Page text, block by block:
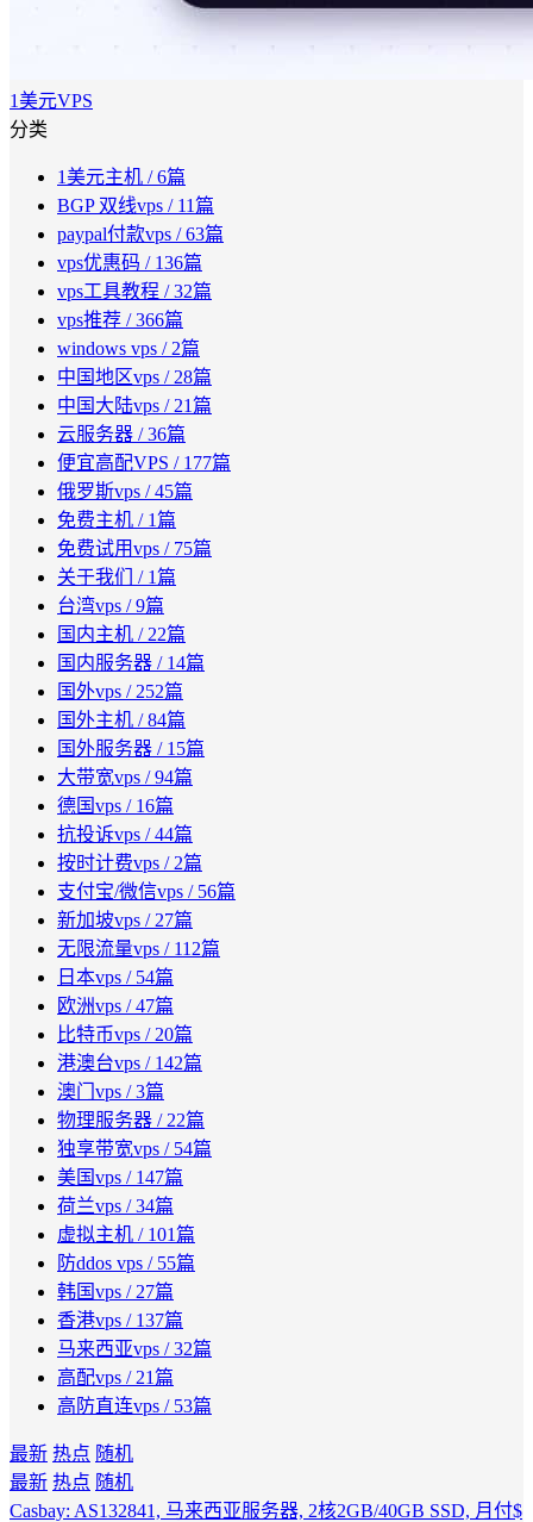
1美元VPS
分类
1美元主机 / 6篇
BGP 双线vps / 11篇
paypal付款vps / 63篇
vps优惠码 / 136篇
vps工具教程 / 32篇
vps推荐 / 366篇
windows vps / 2篇
中国地区vps / 28篇
中国大陆vps / 21篇
云服务器 / 36篇
便宜高配VPS / 177篇
俄罗斯vps / 45篇
免费主机 / 1篇
免费试用vps / 75篇
关于我们
/ 1篇
台湾vps / 9篇
国内主机 / 22篇
国内服务器 / 14篇
国外vps / 252篇
国外主机 / 84篇
国外服务器 / 15篇
大带宽vps / 94篇
德国vps / 16篇
抗投诉vps / 44篇
按时计费vps / 2篇
支付宝/微信vps / 56篇
新加坡vps / 27篇
无限流量vps / 112篇
日本vps / 54篇
欧洲vps / 47篇
比特币vps / 20篇
港澳台vps / 142篇
澳门vps / 3篇
物理服务器 / 22篇
独享带宽vps / 54篇
美国vps / 147篇
荷兰vps / 34篇
虚拟主机 / 101篇
防ddos vps / 55篇
韩国vps / 27篇
香港vps / 137篇
马来西亚vps / 32篇
高配vps / 21篇
高防直连vps / 53篇
最新 热点 随机
最新 热点 随机
Casbay: AS132841, 马来西亚服务器, 2核2GB/40GB SSD, 月付$